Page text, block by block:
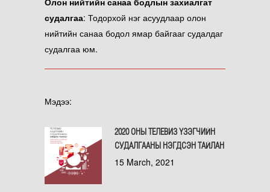
судалгаа: Тодорхой нэг асуудлаар олон
нийтийн санаа бодол ямар байгааг судалдаг
судалгаа юм.
Мэдээ:
2020 ОНЫ ТЕЛЕВИЗ ҮЗЭГЧИЙН
СУДАЛГААНЫ НЭГДСЭН ТАЙЛАН
15 March, 2021